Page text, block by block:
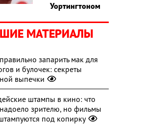
Уортингтоном
МАТЕРИАЛЫ
запарить мак для
и булочек: секреты
выпечки
штампы в кино: что
зрителю, но фильмы
под копирку